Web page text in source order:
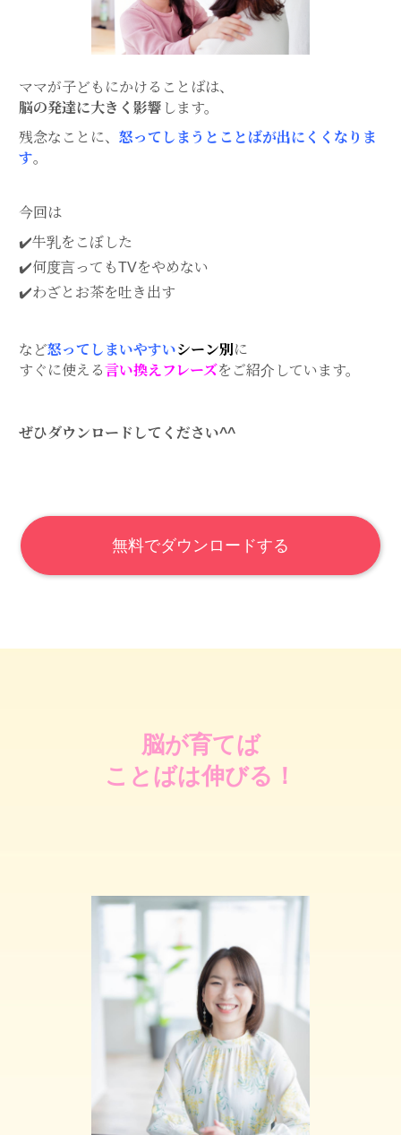
ママが子どもにかけることばは、
脳の発達に大きく影響 します。
残念なことに、怒ってしまうとことばが出にくくなりま
す。
今回は
✔️牛乳をこぼした
✔️何度言ってもTVをやめない
✔️わざとお茶を吐き出す
など怒ってしまいやすいシーン別 に
すぐに使える言い換えフレーズをご紹介しています。
ぜひダウンロードしてください^^
無料でダウンロードする
脳が育てば
ことばは伸びる！